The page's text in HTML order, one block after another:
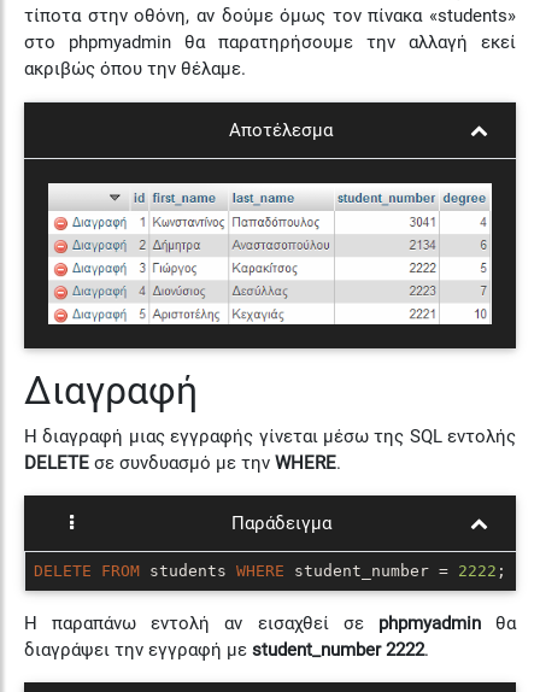
τίποτα στην οθόνη, αν δούμε όμως τον πίνακα «students»
στο phpmyadmin θα παρατηρήσουμε την αλλαγή εκεί
ακριβώς όπου την θέλαμε.
Αποτέλεσμα
Διαγραφή
Η διαγραφή μιας εγγραφής γίνεται μέσω της SQL εντολής
DELETE σε συνδυασμό με την WHERE.
Παράδειγμα
DELETE FROM students WHERE student_number = 2222 ;
Η παραπάνω εντολή αν εισαχθεί σε phpmyadminθα
διαγράψει την εγγραφή με student_number 2222.